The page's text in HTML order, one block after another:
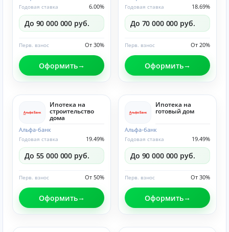
6.00%
Годовая ставка
До 90 000 000 руб.
От 30%
Перв. взнос
Оформить
18.69%
Годовая ставка
До 70 000 000 руб.
От 20%
Перв. взнос
Оформить
Ипотека на
строительство
дома
Альфа-банк
19.49%
Годовая ставка
До 55 000 000 руб.
От 50%
Перв. взнос
Оформить
Ипотека на
готовый дом
Альфа-банк
19.49%
Годовая ставка
До 90 000 000 руб.
От 30%
Перв. взнос
Оформить